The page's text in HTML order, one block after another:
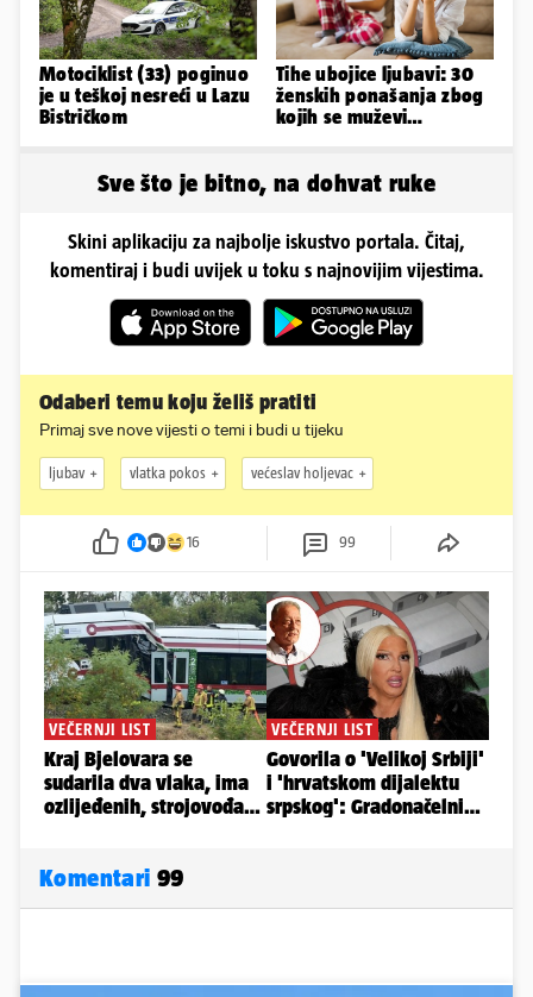
Motociklist (33) poginuo
je u teškoj nesreći u Lazu
Bistričkom
Tihe ubojice ljubavi: 30
ženskih ponašanja zbog
kojih se muževi
Sve što je bitno, na dohvat ruke
Skini aplikaciju za najbolje iskustvo portala. Čitaj,
komentiraj i budi uvijek u toku s najnovijim vijestima.
Odaberi temu koju želiš pratiti
Primaj sve nove vijesti o temi i budi u tijeku
ljubav vlatka pokos većeslav holjevac
16 99
Komentari 99